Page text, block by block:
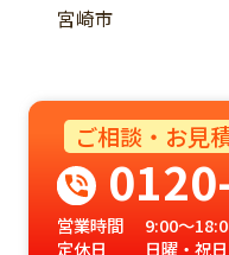
宮崎市
ご相談・お見
営業時間
9:00～
定休日
日曜・祝日